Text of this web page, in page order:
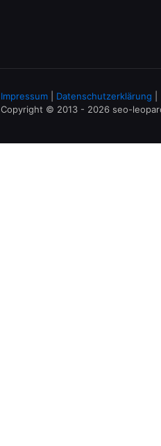
Impressum Datenschutzerklärung
Copyright © 2013 - 2026 seo-